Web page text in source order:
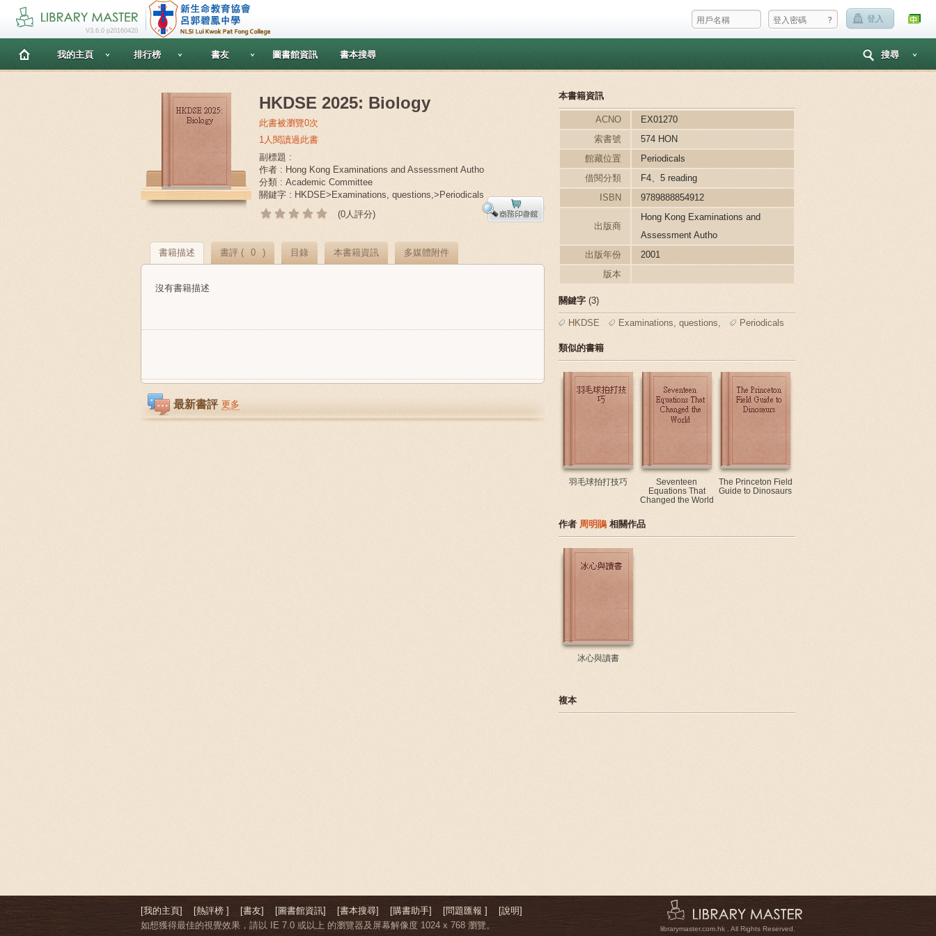
? 登入
V3.6.0 p20160420
我的主頁 排行榜 書友 圖書館資訊 書本搜尋 搜尋
HKDSE 2025: Biology
此書被瀏覽0次
1人閱讀過此書
副標題 :
作者 : Hong Kong Examinations and Assessment Autho
分類 : Academic Committee
關鍵字 : HKDSE>Examinations, questions,>Periodicals
(0人評分)
書籍描述 書評 ( 0 ) 目錄 本書籍資訊 多媒體附件
沒有書籍描述
最新書評 更多
本書籍資訊
ACNO
EX01270
索書號
574 HON
館藏位置
Periodicals
借閱分類
F4、5 reading
ISBN
9789888854912
出版商
Hong Kong Examinations and
Assessment Autho
出版年份
2001
版本
關鍵字 (3)
HKDSE Examinations, questions, Periodicals
類似的書籍
羽毛球拍打技巧
Seventeen
Equations That
Changed the World
The Princeton Field
Guide to Dinosaurs
作者 周明鵑 相關作品
冰心與讀書
複本
[我的主頁] [熱評榜 ] [書友] [圖書館資訊] [書本搜尋] [購書助手] [問題匯報 ]
[說明]
如想獲得最佳的視覺效果，請以 IE 7.0 或以上 的瀏覽器及屏幕解像度 1024 x 768 瀏覽。
librarymaster.com.hk . All Rights Reserved.